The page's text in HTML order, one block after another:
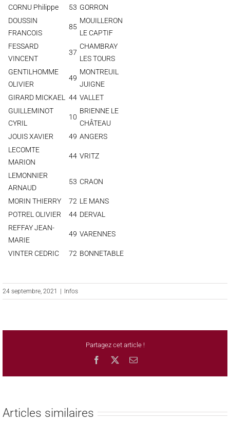
CORNU Philippe
53 GORRON
DOUSSIN
FRANCOIS
85
MOUILLERON
LE CAPTIF
FESSARD
VINCENT
37
CHAMBRAY
LES TOURS
GENTILHOMME
OLIVIER
49
MONTREUIL
JUIGNE
GIRARD MICKAEL
44 VALLET
GUILLEMINOT
CYRIL
10
BRIENNE LE
CHÂTEAU
JOUIS XAVIER
49 ANGERS
LECOMTE
MARION
44 VRITZ
LEMONNIER
ARNAUD
53 CRAON
MORIN THIERRY 72 LE MANS
POTREL OLIVIER
44 DERVAL
REFFAY JEAN-
MARIE
49 VARENNES
VINTER CEDRIC 72 BONNETABLE
24 septembre, 2021 Infos
Partagez cet article !
Facebook Email
Articles similaires